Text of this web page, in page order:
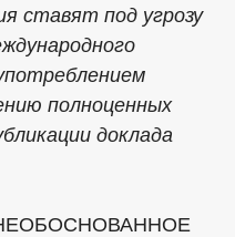
ставят под угрозу
полноценных
доклада
НЕОБОСНОВАННОЕ